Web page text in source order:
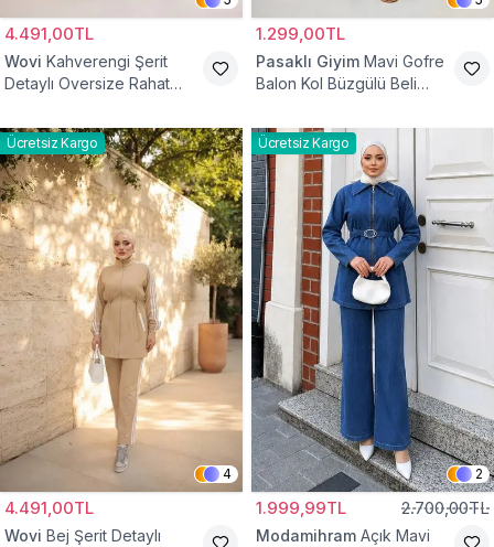
4.491,00TL
Wovi Kahverengi Şerit
Detaylı Oversize Rahat
1.299,00TL
Pasaklı Giyim Mavi Gofre
Balon Kol Büzgülü Beli
Takım
Ücretsiz Kargo
4
4.491,00TL
Wovi Bej Şerit Detaylı
Ücretsiz Kargo
2
1.999,99TL 2.700,00TL
Modamihram Açık Mavi